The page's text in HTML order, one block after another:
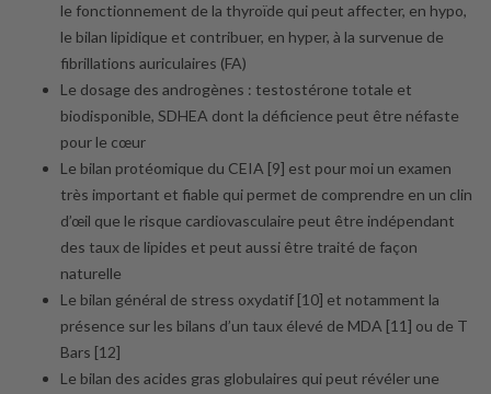
le fonctionnement de la thyroïde qui peut affecter, en hypo,
le bilan lipidique et contribuer, en hyper, à la survenue de
fibrillations auriculaires (FA)
Le dosage des androgènes : testostérone totale et
biodisponible, SDHEA dont la déficience peut être néfaste
pour le cœur
Le bilan protéomique du CEIA [9] est pour moi un examen
très important et fiable qui permet de comprendre en un clin
d’œil que le risque cardiovasculaire peut être indépendant
des taux de lipides et peut aussi être traité de façon
naturelle
Le bilan général de stress oxydatif [10] et notamment la
présence sur les bilans d’un taux élevé de MDA [11] ou de T
Bars [12]
Le bilan des acides gras globulaires qui peut révéler une